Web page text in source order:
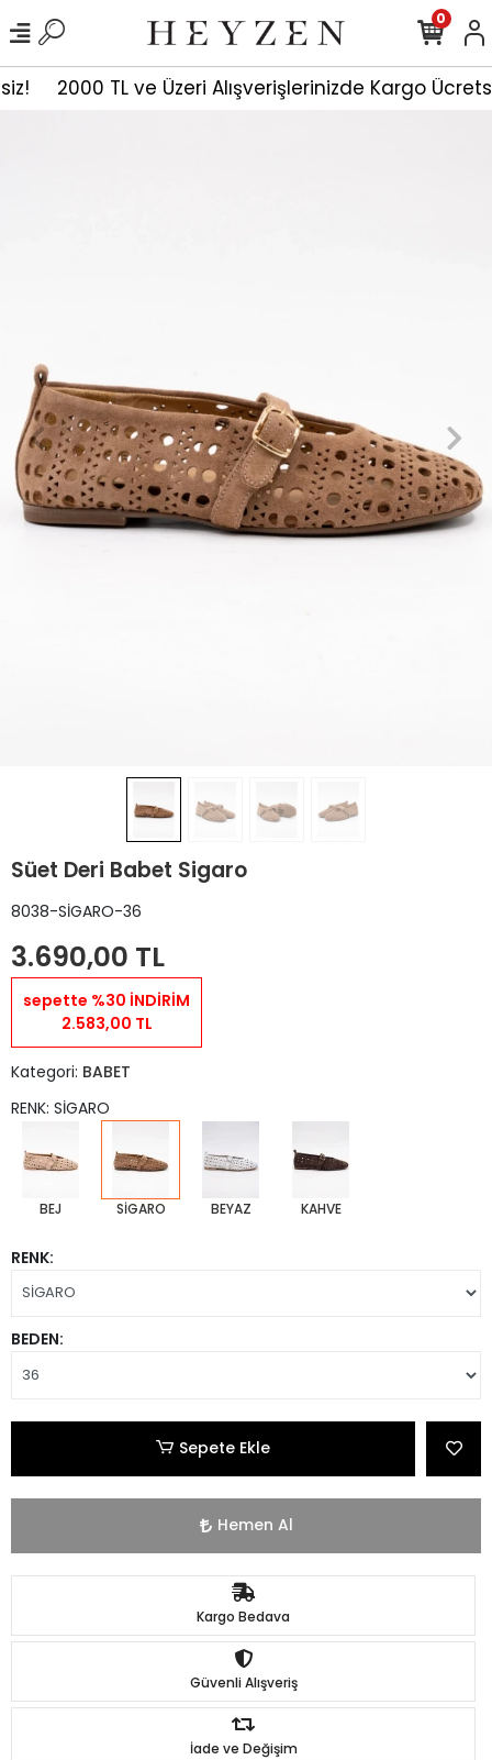
2000 TL ve Üzeri Alışverişlerinizde Kargo
0
Süet Deri Babet Sigaro
8038-SİGARO-36
3.690,00 TL
sepette %30 İNDİRİM
2.583,00 TL
Kategori: BABET
RENK: SİGARO
BEJ SİGARO BEYAZ KAHVE
RENK:
BEDEN:
Sepete Ekle
Hemen Al
Kargo Bedava
Güvenli Alışveriş
İade ve Değişim